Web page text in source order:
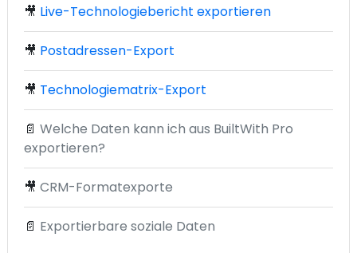
🎥 Live-Technologiebericht exportieren
🎥 Postadressen-Export
🎥 Technologiematrix-Export
📄 Welche Daten kann ich aus BuiltWith Pro
exportieren?
🎥 CRM-Formatexporte
📄 Exportierbare soziale Daten